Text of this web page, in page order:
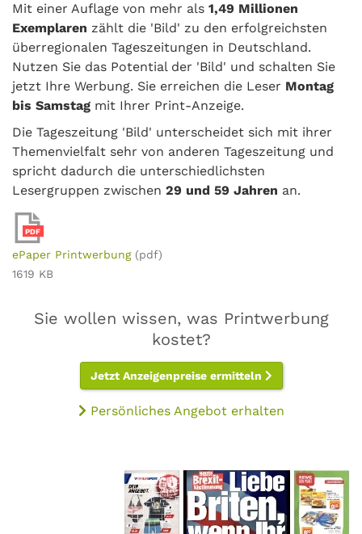
Mit einer Auflage von mehr als 1,49 Millionen
Exemplaren zählt die 'Bild' zu den erfolgreichsten
überregionalen Tageszeitungen in Deutschland.
Nutzen Sie das Potential der 'Bild' und schalten Sie
jetzt Ihre Werbung. Sie erreichen die Leser Montag
bis Samstag mit Ihrer Print-Anzeige.
Die Tageszeitung 'Bild' unterscheidet sich mit ihrer
Themenvielfalt sehr von anderen Tageszeitung und
spricht dadurch die unterschiedlichsten
Lesergruppen zwischen 29 und 59 Jahren an.
PDF
ePaper Printwerbung (pdf)
1619 KB
Sie wollen wissen, was Printwerbung
kostet?
Jetzt Anzeigenpreise ermitteln
Persönliches Angebot erhalten